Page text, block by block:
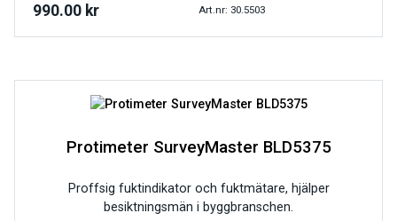
990.00 kr Art.nr: 30.5503
Protimeter SurveyMaster BLD5375
Proffsig fuktindikator och fuktmätare, hjälper
besiktningsmän i byggbranschen.